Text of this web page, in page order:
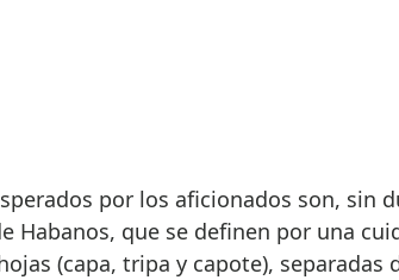
Habanos, que se definen por una
(capa, tripa y capote), separadas